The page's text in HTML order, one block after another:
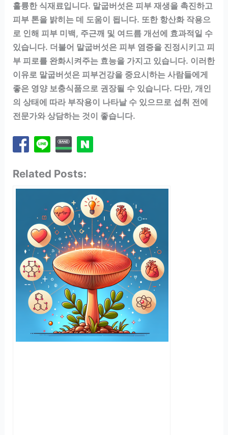
훌륭한 식재료입니다. 말굽버섯은 피부 재생을 촉진하고
피부 톤을 밝히는 데 도움이 됩니다. 또한 항산화 작용으
로 인해 피부 미백, 주근깨 및 여드름 개선에 효과적일 수
있습니다. 더불어 말굽버섯은 피부 염증을 진정시키고 피
부 피로를 완화시켜주는 효능을 가지고 있습니다. 이러한
이유로 말굽버섯은 피부건강을 중요시하는 사람들에게
좋은 영양 보충식품으로 권장될 수 있습니다. 다만, 개인
의 상태에 따라 부작용이 나타날 수 있으므로 섭취 전에
전문가와 상담하는 것이 좋습니다.
Related Posts: